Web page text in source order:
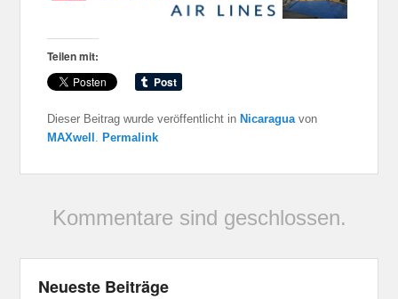
Teilen mit:
Dieser Beitrag wurde veröffentlicht in Nicaragua von
MAXwell
Permalink
Kommentare sind geschlossen.
Neueste Beiträge